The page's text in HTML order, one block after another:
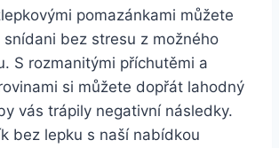
pomazánkami můžete
snídani bez stresu z možného
S rozmanitými příchutěmi a
si můžete dopřát lahodný
vás trápily negativní následky.
bez lepku s naší nabídkou